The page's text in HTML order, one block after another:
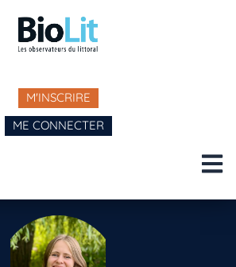
M'INSCRIRE
ME CONNECTER